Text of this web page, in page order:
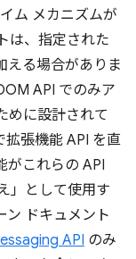
ム メカニズムが
は、指定された
える場合がありま
API でのみア
めに設計されて
拡張機能 API を直
がこれらの API
」として使用す
ン ドキュメント
API のみ